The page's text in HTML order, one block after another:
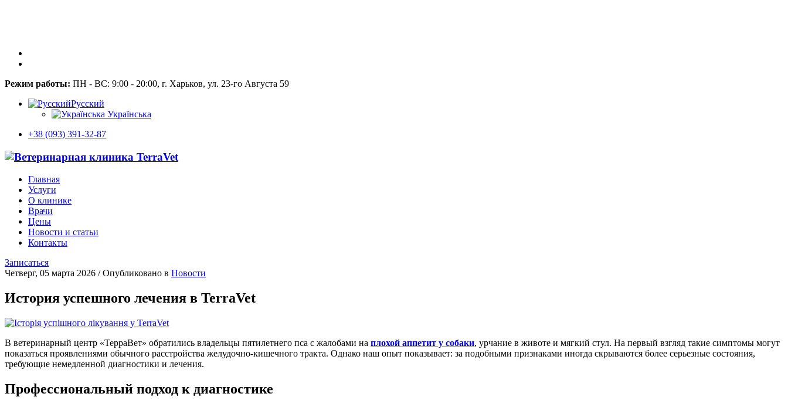
Режим работы: ПН - ВС: 9:00 - 20:00, г. Харьков, ул. 23-го Августа 59
Русский
Українська
+38 (093) 391-32-87
Главная
Услуги
О клинике
Врачи
Цены
Новости и статьи
Контакты
Записаться
Четверг, 05 марта 2026 /Опубликовано в Новости
История успешного лечения в TerraVet
В ветеринарный центр «ТерраВет» обратились владельцы пятилетнего пса с жалобами на плохой аппетит у собаки, урчание в животе и мягкий стул. На первый взгляд такие симптомы могут
показаться проявлениями обычного расстройства желудочно-кишечного тракта. Однако наш опыт показывает: за подобными признаками иногда скрываются более серьезные состояния,
требующие немедленной диагностики и лечения.
Профессиональный подход к диагностике